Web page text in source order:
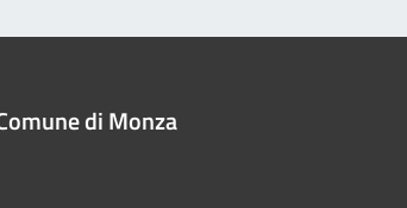
di Monza